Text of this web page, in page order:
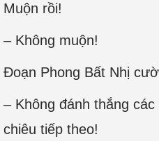
Muộn rồi!
– Không muộn!
Đoạn Phong Bất Nhị
– Không đánh thắng
chiêu tiếp theo!